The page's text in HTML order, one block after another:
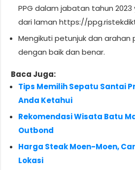
PPG dalam jabatan tahun
dari laman https://
Mengikuti petunjuk dan arahan
dengan baik dan benar.
Baca Juga:
Tips Memilih Sepatu Santai
Anda Ketahui
Rekomendasi Wisata Batu
Outbond
Harga Steak Moen-Moen,
Lokasi